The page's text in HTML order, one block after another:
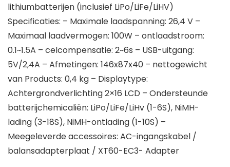
lithiumbatterijen (inclusief LiPo/LiFe/LiHV)
Specificaties: – Maximale laadspanning: 26,4 V –
Maximaal laadvermogen: 100W – ontlaadstroom:
0.1~1.5A – celcompensatie: 2~6s – USB-uitgang:
5V/2,4A – Afmetingen: 146x87x40 – nettogewicht
van Products: 0,4 kg – Displaytype:
Achtergrondverlichting 2×16 LCD – Ondersteunde
batterijchemicaliën: LiPo/LiFe/LiHv (1-6S), NiMH-
lading (3-18S), NiMH-ontlading (1-10S) –
Meegeleverde accessoires: AC-ingangskabel /
balansadapterplaat / XT60-EC3- Adapter